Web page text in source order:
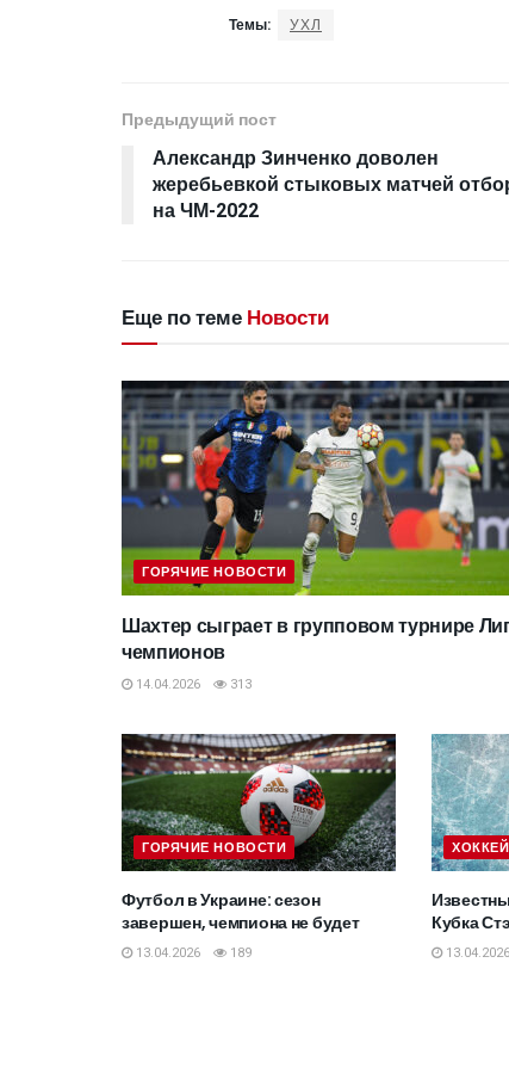
Темы: УХЛ
Предыдущий пост
Александр Зинченко доволен
жеребьевкой стыковых матчей
на ЧМ-2022
Еще по теме Новости
ГОРЯЧИЕ НОВОСТИ
Шахтер сыграет в групповом турнире
чемпионов
14.04.2026 313
ГОРЯЧИЕ НОВОСТИ
Футбол в Украине: сезон
завершен, чемпиона не будет
13.04.2026 189
ХОККЕЙ
Кубка
13.04.2026